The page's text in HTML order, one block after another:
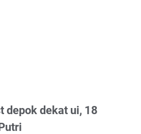
depok dekat ui, 18